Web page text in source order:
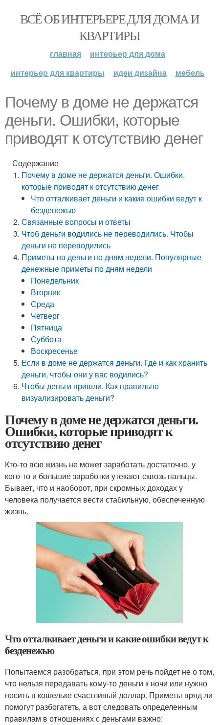
ВСЁ ОБ ИНТЕРЬЕРЕ ДЛЯ ДОМА И
КВАРТИРЫ
главная
интерьер для дома
интерьер для квартиры
идеи дизайна мебель
Почему в доме не держатся
деньги. Ошибки, которые
приводят к отсутствию денег
Содержание
Почему в доме не держатся деньги. Ошибки,
которые приводят к отсутствию денег
Что отталкивает деньги и какие ошибки ведут к
безденежью
Связанные вопросы и ответы
Чтоб деньги водились не переводились. Чтобы
деньги не переводились
Приметы на деньги по дням недели. Популярные
денежные приметы по дням недели
Понедельник
Вторник
Среда
Четверг
Пятница
Суббота
Воскресенье
Если в доме не держатся деньги. Где и как хранить
деньги, чтобы они у вас водились?
Чтобы деньги пришли. Как правильно
визуализировать деньги?
Почему в доме не держатся деньги.
Ошибки, которые приводят к
отсутствию денег
Кто-то всю жизнь не может заработать достаточно, у
кого-то и большие заработки утекают сквозь пальцы.
Бывает, что и наоборот, при скромных доходах у
человека получается вести стабильную, обеспеченную
жизнь.
Что отталкивает деньги и какие ошибки ведут к
безденежью
Попытаемся разобраться, при этом речь пойдет не о том,
что нельзя передавать кому-то деньги к ночи или нужно
носить в кошельке счастливый доллар. Приметы вряд ли
помогут разбогатеть, а вот следовать определенным
правилам в отношениях с деньгами важно: